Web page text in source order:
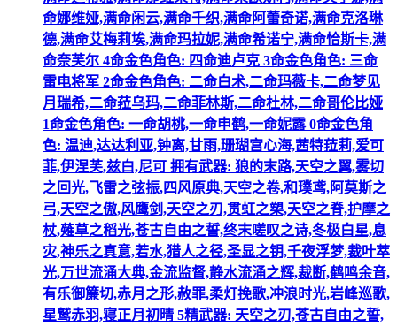
命娜维娅,满命闲云,满命千织,满命阿蕾奇诺,满命克洛琳
德,满命艾梅莉埃,满命玛拉妮,满命希诺宁,满命恰斯卡,满
命奈芙尔 4命金色角色: 四命迪卢克 3命金色角色: 三命
雷电将军 2命金色角色: 二命白术,二命玛薇卡,二命梦见
月瑞希,二命菈乌玛,二命菲林斯,二命杜林,二命哥伦比娅
1命金色角色: 一命胡桃,一命申鹤,一命妮露 0命金色角
色: 温迪,达达利亚,钟离,甘雨,珊瑚宫心海,茜特菈莉,爱可
菲,伊涅芙,兹白,尼可 拥有武器: 狼的末路,天空之翼,雾切
之回光,飞雷之弦振,四风原典,天空之卷,和璞鸢,阿莫斯之
弓,天空之傲,风鹰剑,天空之刃,贯虹之槊,天空之脊,护摩之
杖,薙草之稻光,苍古自由之誓,终末嗟叹之诗,冬极白星,息
灾,神乐之真意,若水,猎人之径,圣显之钥,千夜浮梦,裁叶萃
光,万世流涌大典,金流监督,静水流涌之辉,裁断,鹤鸣余音,
有乐御簾切,赤月之形,赦罪,柔灯挽歌,冲浪时光,岩峰巡歌,
星鹫赤羽,寝正月初晴 5精武器: 天空之刃,苍古自由之誓,